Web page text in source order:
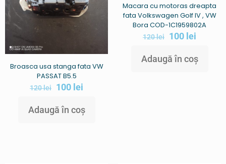
Broasca usa stanga fata VW
PASSAT B5.5
120lei 100 lei
Adaugă în coș
Macara cu motoras dreapta
fata Volkswagen Golf IV , VW
Bora COD-1C1959802A
120lei 100 lei
Adaugă în coș